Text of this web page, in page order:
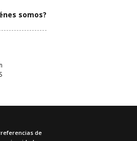
somos?
de